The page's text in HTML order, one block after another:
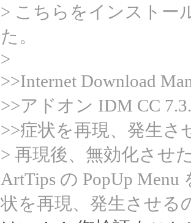
> こちらをインストー
た。
>
>>Internet Download
>>アドオン IDM CC
>>症状を再現、発生
> 再現後、無効化させ
ArtTips の PopUp
状を再現、発生させる